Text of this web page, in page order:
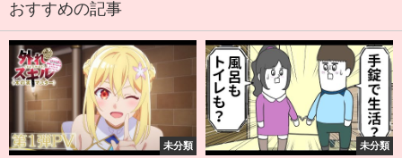
おすすめの記事
未分類 未分類